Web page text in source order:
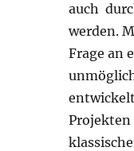
auch
werden.
Frage an
Projekten